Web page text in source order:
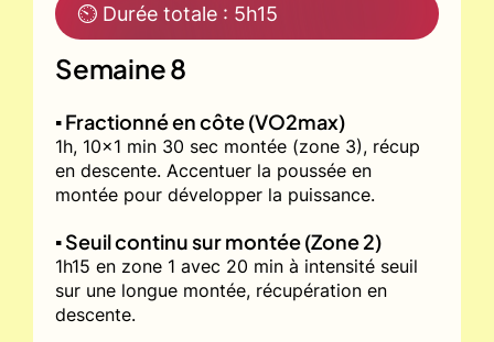
⏲ Durée totale : 5h15
Semaine 8
▪️ Fractionné en côte (VO2max)
1h, 10x1 min 30 sec montée (zone 3), récup
en descente. Accentuer la poussée en
montée pour développer la puissance.
▪️ Seuil continu sur montée (Zone 2)
1h15 en zone 1 avec 20 min à intensité seuil
sur une longue montée, récupération en
descente.